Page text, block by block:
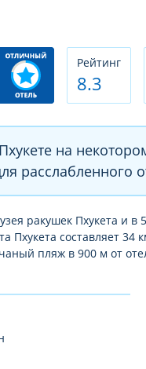
Рeйтинг
8.3
на
расслабленного
ракушек Пхукета и в
Пхукета составляет 34
пляж в 900 м от